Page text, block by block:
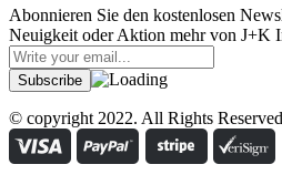
Abonnieren Sie den kostenlosen
Neuigkeit oder Aktion mehr von J+K
© copyright 2022. All Rights